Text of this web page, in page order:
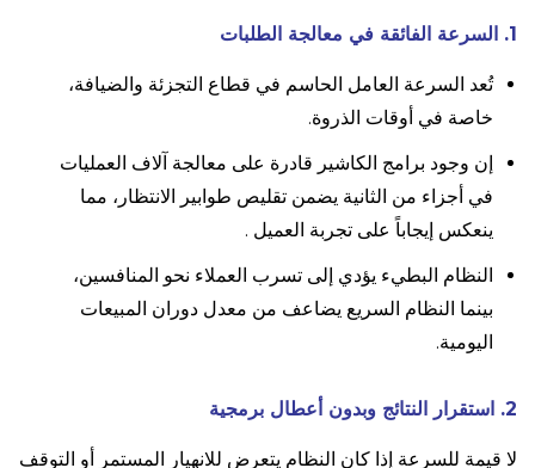
1. السرعة الفائقة في معالجة الطلبات
تُعد السرعة العامل الحاسم في قطاع التجزئة والضيافة،
خاصة في أوقات الذروة.
إن وجود برامج الكاشير قادرة على معالجة آلاف العمليات
في أجزاء من الثانية يضمن تقليص طوابير الانتظار، مما
ينعكس إيجاباً على تجربة العميل .
النظام البطيء يؤدي إلى تسرب العملاء نحو المنافسين،
بينما النظام السريع يضاعف من معدل دوران المبيعات
اليومية.
2. استقرار النتائج وبدون أعطال برمجية
لا قيمة للسرعة إذا كان النظام يتعرض للانهيار المستمر أو التوقف